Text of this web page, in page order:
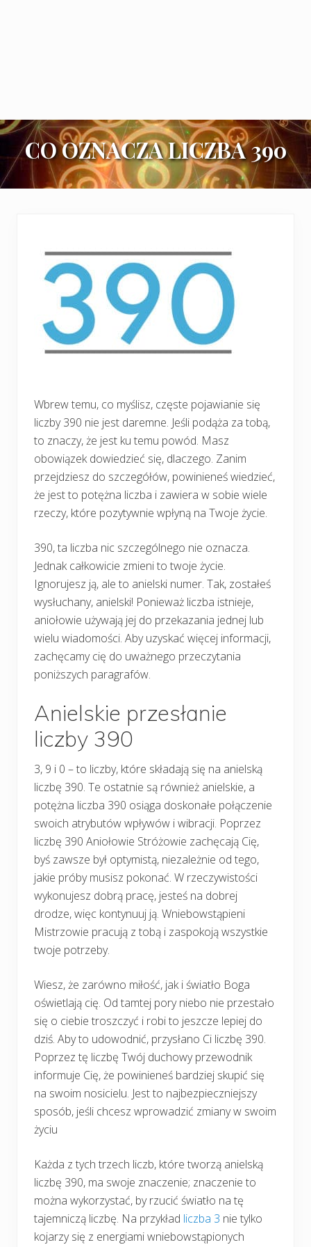
CO OZNACZA LICZBA 390
Wbrew temu, co myślisz, częste pojawianie się
liczby 390 nie jest daremne. Jeśli podąża za tobą,
to znaczy, że jest ku temu powód. Masz
obowiązek dowiedzieć się, dlaczego. Zanim
przejdziesz do szczegółów, powinieneś wiedzieć,
że jest to potężna liczba i zawiera w sobie wiele
rzeczy, które pozytywnie wpłyną na Twoje życie.
390, ta liczba nic szczególnego nie oznacza.
Jednak całkowicie zmieni to twoje życie.
Ignorujesz ją, ale to anielski numer. Tak, zostałeś
wysłuchany, anielski! Ponieważ liczba istnieje,
aniołowie używają jej do przekazania jednej lub
wielu wiadomości. Aby uzyskać więcej informacji,
zachęcamy cię do uważnego przeczytania
poniższych paragrafów.
Anielskie przesłanie
liczby 390
3, 9 i 0 – to liczby, które składają się na anielską
liczbę 390. Te ostatnie są również anielskie, a
potężna liczba 390 osiąga doskonałe połączenie
swoich atrybutów wpływów i wibracji. Poprzez
liczbę 390 Aniołowie Stróżowie zachęcają Cię,
byś zawsze był optymistą, niezależnie od tego,
jakie próby musisz pokonać. W rzeczywistości
wykonujesz dobrą pracę, jesteś na dobrej
drodze, więc kontynuuj ją. Wniebowstąpieni
Mistrzowie pracują z tobą i zaspokoją wszystkie
twoje potrzeby.
Wiesz, że zarówno miłość, jak i światło Boga
oświetlają cię. Od tamtej pory niebo nie przestało
się o ciebie troszczyć i robi to jeszcze lepiej do
dziś. Aby to udowodnić, przysłano Ci liczbę 390.
Poprzez tę liczbę Twój duchowy przewodnik
informuje Cię, że powinieneś bardziej skupić się
na swoim nosicielu. Jest to najbezpieczniejszy
sposób, jeśli chcesz wprowadzić zmiany w swoim
życiu
Każda z tych trzech liczb, które tworzą anielską
liczbę 390, ma swoje znaczenie; znaczenie to
można wykorzystać, by rzucić światło na tę
tajemniczą liczbę. Na przykład liczba 3 nie tylko
kojarzy się z energiami wniebowstąpionych